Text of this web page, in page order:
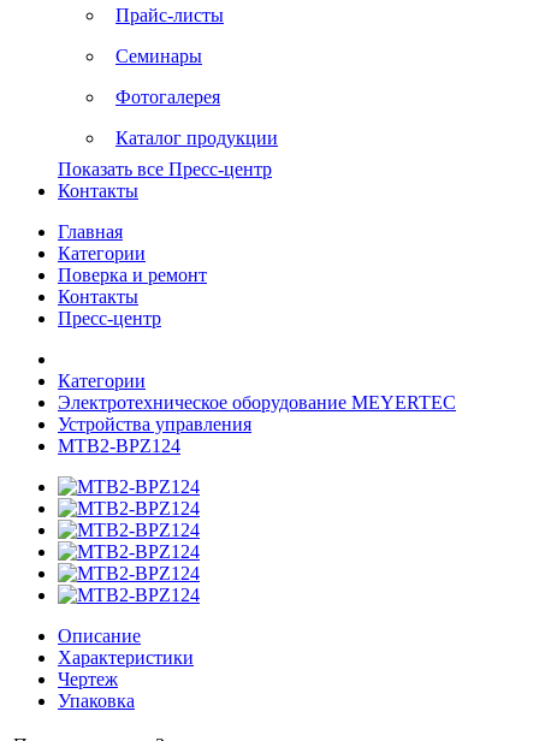
Прайс-листы
Семинары
Фотогалерея
Каталог продукции
Показать все Пресс-центр
Контакты
Главная
Категории
Поверка и ремонт
Контакты
Пресс-центр
Категории
Электротехническое оборудование MEYERTEC
Устройства управления
MTB2-BPZ124
Описание
Характеристики
Чертеж
Упаковка